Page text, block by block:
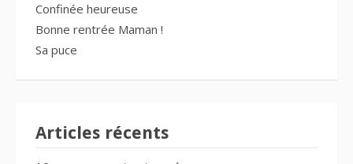
Confinée heureuse
Bonne rentrée Maman !
Sa puce
Articles récents